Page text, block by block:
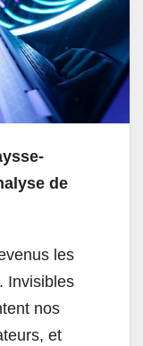
de
les
Invisibles
nos
et